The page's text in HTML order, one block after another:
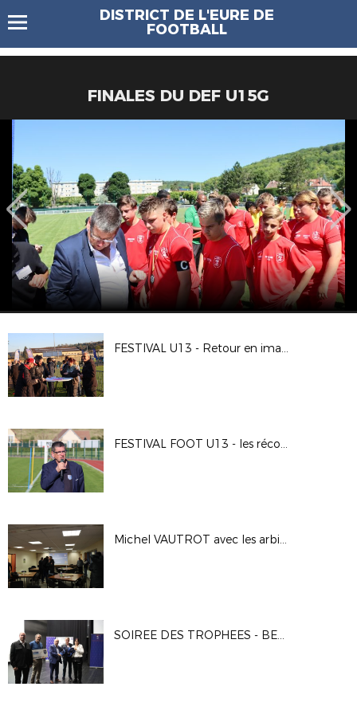
DISTRICT DE L'EURE DE
FOOTBALL
FINALES DU DEF U15G
FESTIVAL U13 - Retour en images
FESTIVAL FOOT U13 - les récompenses
Michel VAUTROT avec les arbitres eurois
SOIREE DES TROPHEES - BENEVOLES